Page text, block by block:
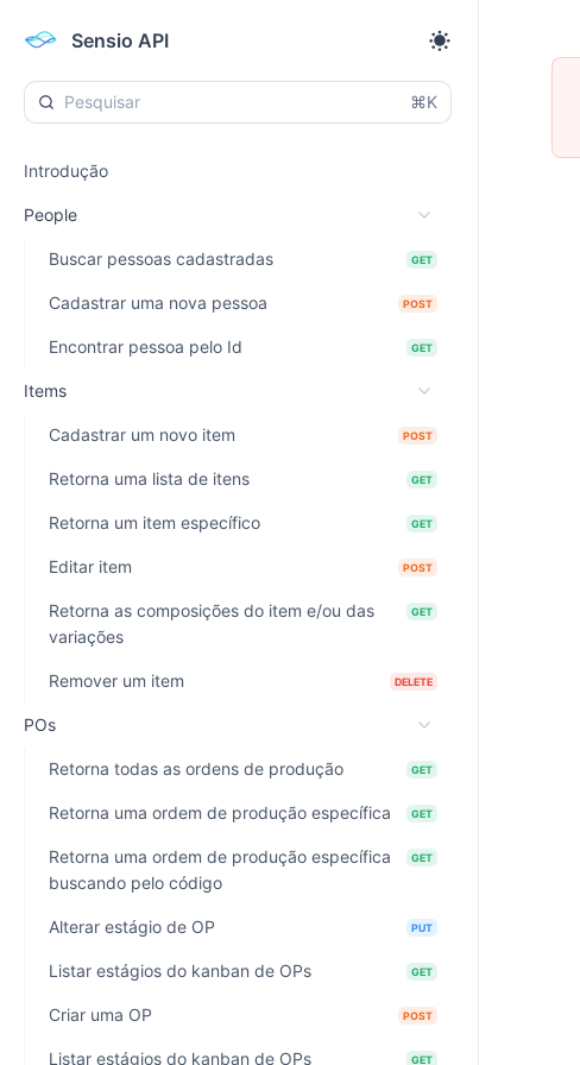
Sensio API
⌘K
Introdução
People
Buscar pessoas cadastradas GET
Cadastrar uma nova pessoa POST
Encontrar pessoa pelo Id GET
Items
Cadastrar um novo item POST
Retorna uma lista de itens GET
Retorna um item específico GET
Editar item POST
Retorna as composições do item e/ou das
variações
GET
Remover um item DELETE
POs
Retorna todas as ordens de produção GET
Retorna uma ordem de produção específica GET
Retorna uma ordem de produção específica
buscando pelo código
GET
Alterar estágio de OP PUT
Listar estágios do kanban de OPs GET
Criar uma OP POST
Listar estágios do kanban de OPs GET